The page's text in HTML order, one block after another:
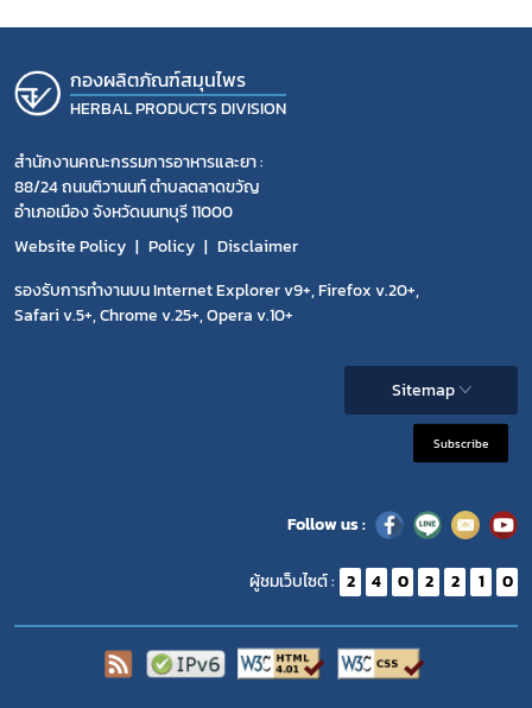
กองผลิตภัณฑ์สมุนไพร
HERBAL PRODUCTS DIVISION
สำนักงานคณะกรรมการอาหารและยา :
88/24 ถนนติวานนท์ ตำบลตลาดขวัญ
อำเภอเมือง จังหวัดนนทบุรี 11000
Website Policy
Policy
Disclaimer
รองรับการทำงานบน Internet Explorer v9+, Firefox v.20+,
Safari v.5+, Chrome v.25+, Opera v.10+
Sitemap
Subscribe
Follow us :
ผู้ชมเว็บไซต์ : 2 4 0 2 2 1 0